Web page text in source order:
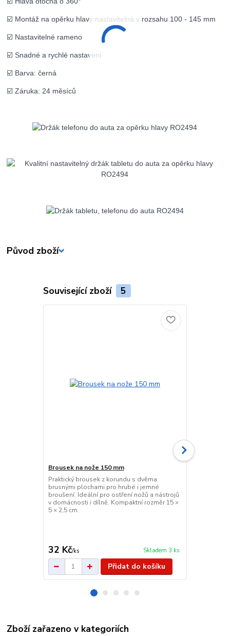
☑️ Montáž na opěrku hlavy nastavitelná v rozsahu 100 - 145 mm
☑️ Nastavitelné rameno
☑️ Snadné a rychlé nastavení
☑️ Barva: černá
☑️ Záruka: 24 měsíců
Původ zboží
Související zboží 5
Brousek na nože 150 mm
Praktický brousek z korundu s dvěma
brusnými plochami pro hrubé i jemné
broušení. Ideální pro ostření nožů a nástrojů
v domácnosti i dílně. Kompaktní rozměr 15 ×
5 × 2,5 cm.
32 Kč/ks Skladem 3 ks
Přidat do košíku
Zboží zařazeno v kategoriích